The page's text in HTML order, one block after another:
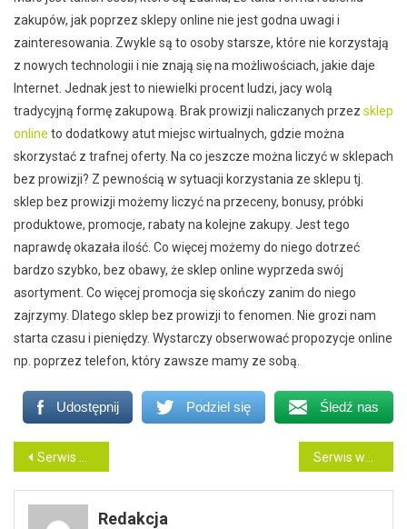
zakupów, jak poprzez sklepy online nie jest godna uwagi i
zainteresowania. Zwykle są to osoby starsze, które nie korzystają
z nowych technologii i nie znają się na możliwościach, jakie daje
Internet. Jednak jest to niewielki procent ludzi, jacy wolą
tradycyjną formę zakupową. Brak prowizji naliczanych przez sklep
online to dodatkowy atut miejsc wirtualnych, gdzie można
skorzystać z trafnej oferty. Na co jeszcze można liczyć w sklepach
bez prowizji? Z pewnością w sytuacji korzystania ze sklepu tj.
sklep bez prowizji możemy liczyć na przeceny, bonusy, próbki
produktowe, promocje, rabaty na kolejne zakupy. Jest tego
naprawdę okazała ilość. Co więcej możemy do niego dotrzeć
bardzo szybko, bez obawy, że sklep online wyprzeda swój
asortyment. Co więcej promocja się skończy zanim do niego
zajrzymy. Dlatego sklep bez prowizji to fenomen. Nie grozi nam
starta czasu i pieniędzy. Wystarczy obserwować propozycje online
np. poprzez telefon, który zawsze mamy ze sobą.
Udostępnij Podziel się Śledź nas
Nawigacja
wpisu
Serwis wózków widłowych – zakres oferty
Redakcja